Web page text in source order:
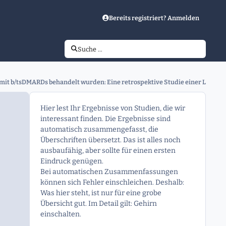
Bereits registriert? Anmelden
Suche …
tsDMARDs behandelt wurden: Eine retrospektive Studie einer
Hier lest Ihr Ergebnisse von Studien, die wir
interessant finden. Die Ergebnisse sind
automatisch zusammengefasst, die
Überschriften übersetzt. Das ist alles noch
ausbaufähig, aber sollte für einen ersten
Eindruck genügen.
Bei automatischen Zusammenfassungen
können sich Fehler einschleichen. Deshalb:
Was hier steht, ist nur für eine grobe
Übersicht gut. Im Detail gilt: Gehirn
einschalten.